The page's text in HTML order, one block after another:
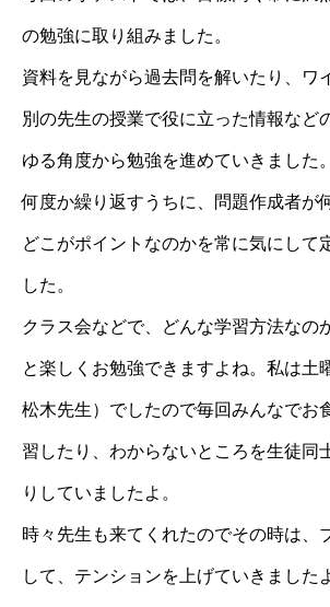
の勉強に取り組みました。
資料を見ながら過去問を解いたり、ワ
別の先生の授業で役に立った情報など
ゆる角度から勉強を進めていきました。
何度か繰り返すうちに、問題作成者が
どこがポイントなのかを常に気にして
した。
クラス会などで、どんな学習方法なの
と楽しくお勉強できますよね。私は土
松木先生）でしたので毎回みんなでお
習したり、わからないところを生徒同
りしていましたよ。
時々先生も来てくれたのでその時は、
して、テンションを上げていきました